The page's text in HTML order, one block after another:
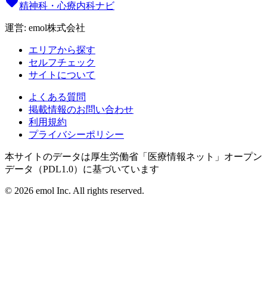
精神科・心療内科ナビ
運営: emol株式会社
エリアから探す
セルフチェック
サイトについて
よくある質問
掲載情報のお問い合わせ
利用規約
プライバシーポリシー
本サイトのデータは厚生労働省「医療情報ネット」オープン
データ（PDL1.0）に基づいています
© 2026 emol Inc. All rights reserved.